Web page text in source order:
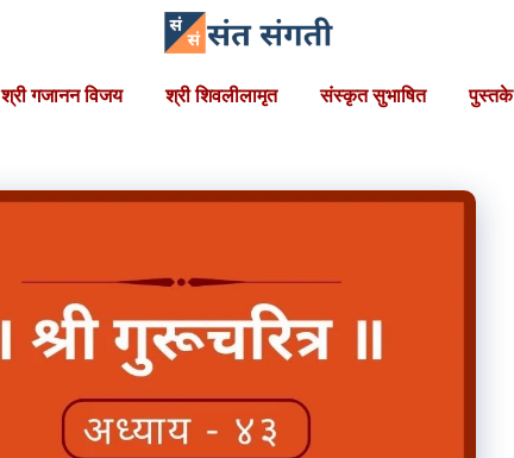
श्री गजानन विजय श्री शिवलीलामृत संस्कृत सुभाषित पुस्तके